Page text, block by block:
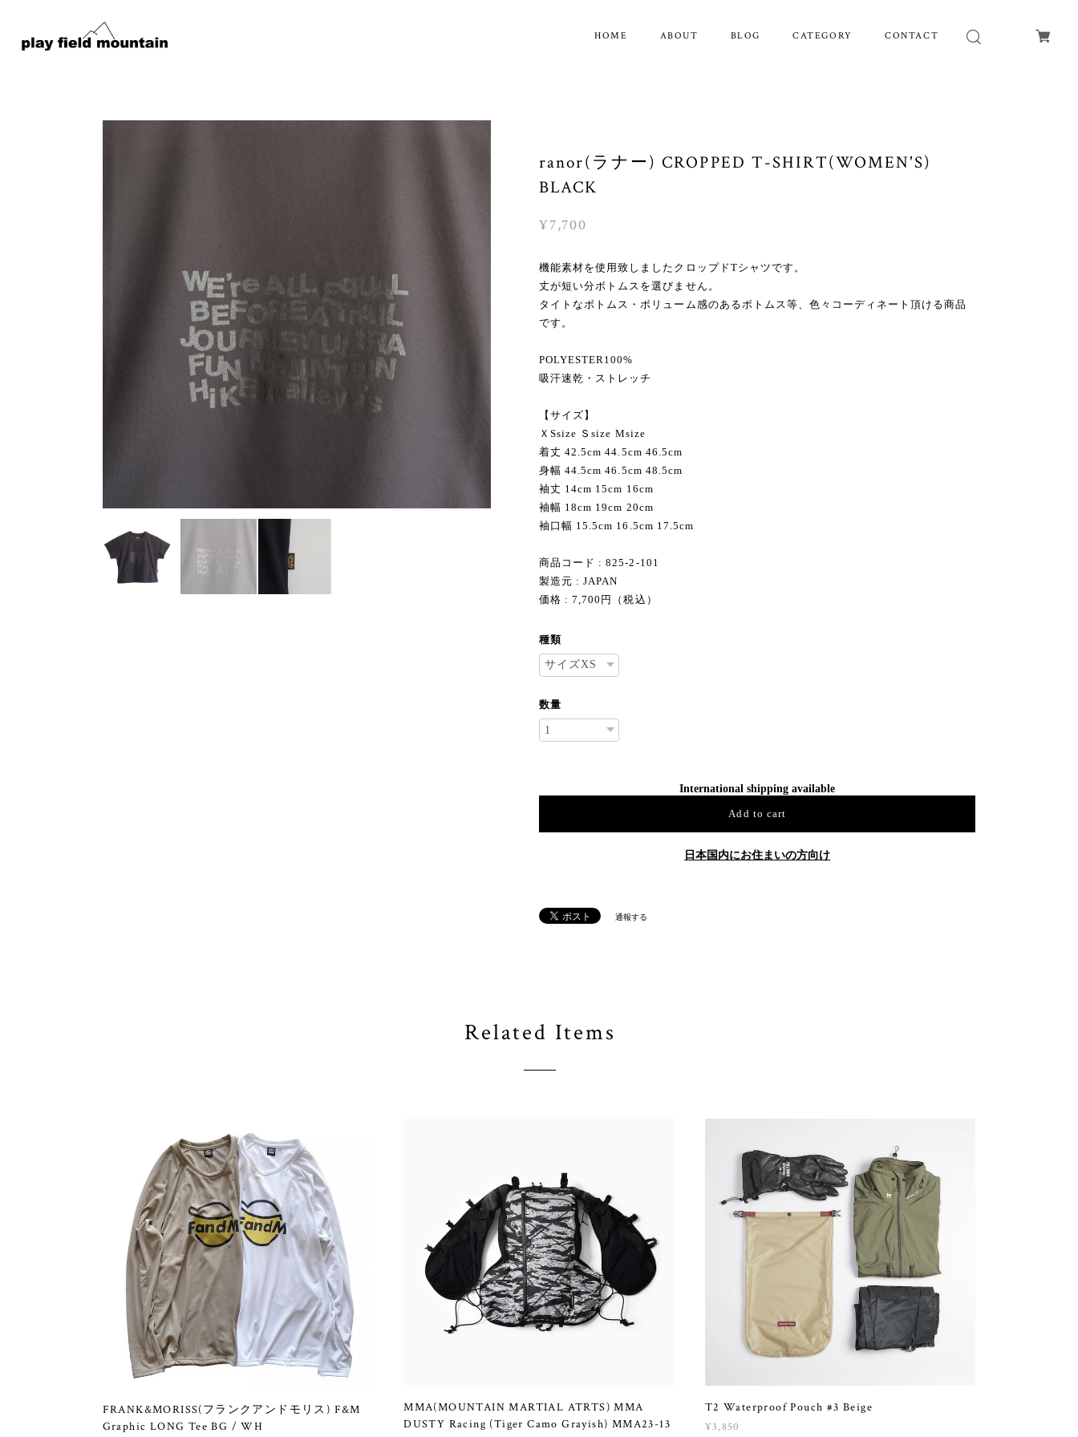
HOME ABOUT BLOG CATEGORY CONTACT
ranor(ラナー) CROPPED T-SHIRT(WOMEN'S)
BLACK
¥7,700
機能素材を使用致しましたクロップドTシャツです。
丈が短い分ボトムスを選びません。
タイトなボトムス・ボリューム感のあるボトムス等、色々コーディネート頂ける商品
です。
POLYESTER100%
吸汗速乾・ストレッチ
【サイズ】
ＸSsize Ｓsize Мsize
着丈 42.5cm 44.5cm 46.5cm
身幅 44.5cm 46.5cm 48.5cm
袖丈 14cm 15cm 16cm
袖幅 18cm 19cm 20cm
袖口幅 15.5cm 16.5cm 17.5cm
商品コード : 825-2-101
製造元 : JAPAN
価格 : 7,700円（税込）
種類
数量
International shipping available
Add to cart
日本国内にお住まいの方向け
通報する
Related Items
FRANK&MORISS(フランクアンドモリス) F&M
Graphic LONG Tee BG / WH
MMA(MOUNTAIN MARTIAL ATRTS) MMA
DUSTY Racing (Tiger Camo Grayish) MMA23-13
T2 Waterproof Pouch #3 Beige
¥3,850